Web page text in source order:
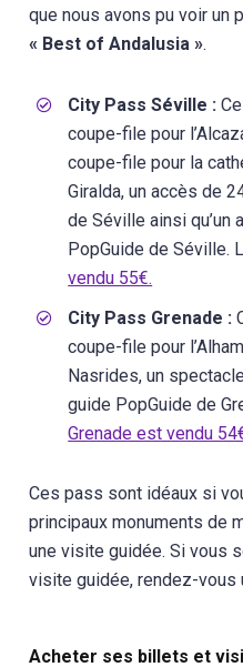
que nous avons pu voir un
« Best of Andalusia ».
City Pass Séville :
coupe-file pour
coupe-file pour la
Giralda, un accès de
de Séville ainsi qu’un
PopGuide de Séville.
vendu 55€.
City Pass Grenade :
coupe-file pour
Nasrides, un
guide PopGuide de
Grenade est vendu
Ces pass sont idéaux si
principaux monuments de
une visite guidée. Si vous
visite guidée, rendez-vous
Acheter ses billets et